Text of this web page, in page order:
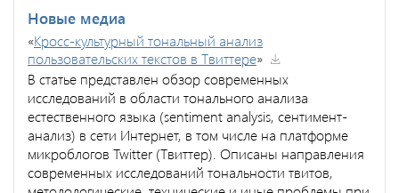
Новые медиа
«Кросс-культурный тональный анализ
пользовательских текстов в Твиттере»
В статье представлен обзор современных
исследований в области тонального анализа
естественного языка (sentiment analysis, сентимент-
анализ) в сети Интернет, в том числе на платформе
микроблогов Twitter (Твиттер). Описаны направления
современных исследований тональности твитов,